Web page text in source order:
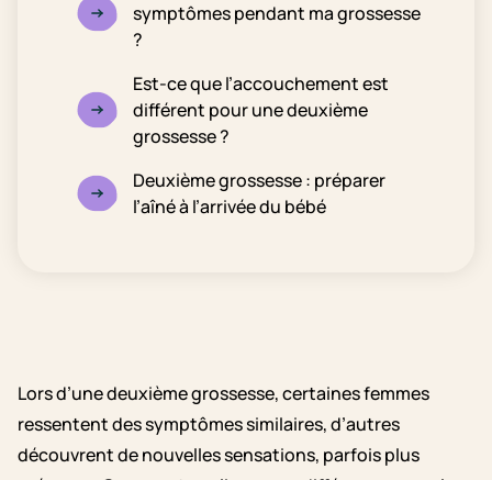
symptômes pendant ma grossesse
?
Est-ce que l’accouchement est
différent pour une deuxième
grossesse ?
Deuxième grossesse : préparer
l’aîné à l’arrivée du bébé
Lors d’une deuxième grossesse, certaines femmes
ressentent des symptômes similaires, d’autres
découvrent de nouvelles sensations, parfois plus